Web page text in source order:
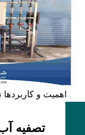
اهمیت و
تصفیه